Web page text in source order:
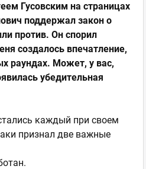
Гусовским на страницах
поддержал закон о
против. Он спорил
создалось впечатление,
раундах. Может, у вас,
убедительная
каждый при своем
признал две важные